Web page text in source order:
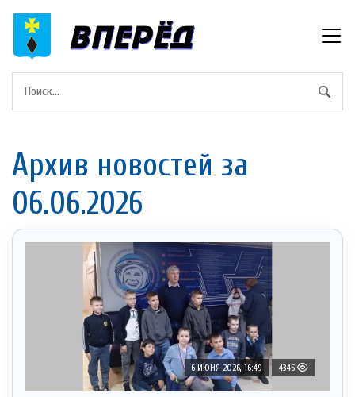
Архив новостей за
06.06.2026
6 ИЮНЯ 2026, 16:49 4345